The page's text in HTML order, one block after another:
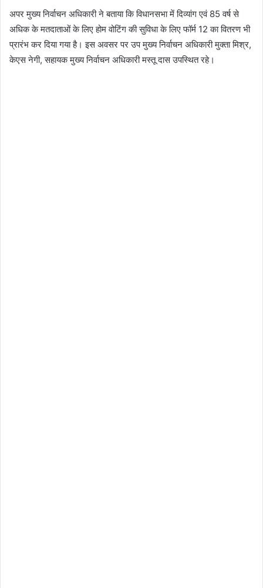
अपर मुख्य निर्वाचन अधिकारी ने बताया कि विधानसभा में दिव्यांग एवं 85 वर्ष से
अधिक के मतदाताओं के लिए होम वोटिंग की सुविधा के लिए फॉर्म 12 का वितरण भी
प्रारंभ कर दिया गया है। इस अवसर पर उप मुख्य निर्वाचन अधिकारी मुक्ता मिश्र,
केएस नेगी, सहायक मुख्य निर्वाचन अधिकारी मस्तू दास उपस्थित रहे।